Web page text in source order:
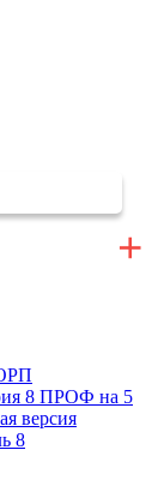
8 ПРОФ на 5
версия
8